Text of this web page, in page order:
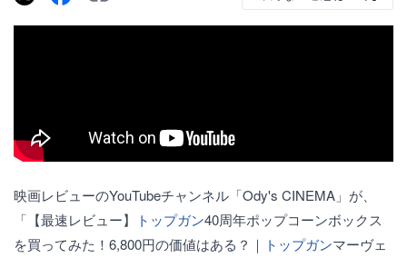
映画レビューのYouTubeチャンネル「Ody's CINEMA」が、
「【最速レビュー】
トップガン40周年ポップコーンボックス
を買ってみた！6,800円の価値はある？｜ トップガンマーヴェ